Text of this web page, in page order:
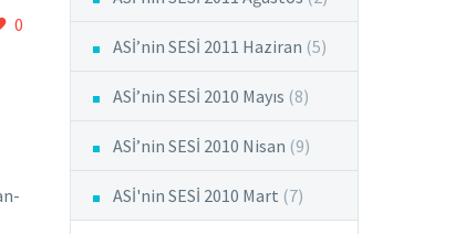
0
ASİ’nin SESİ 2011 Haziran (5)
ASİ’nin SESİ 2010 Mayıs (8)
ASİ’nin SESİ 2010 Nisan (9)
ASİ'nin SESİ 2010 Mart (7)